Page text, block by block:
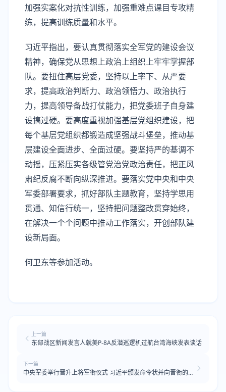
加强实案化对抗性训练，加强重难点课目专攻精
练，提高训练质量和水平。
习近平指出，要认真贯彻落实全军党的建设会议
精神，确保党从思想上政治上组织上牢牢掌握部
队。要扭住高层党委，坚持以上率下、从严要
求，提高政治判断力、政治领悟力、政治执行
力，提高领导备战打仗能力，把党委班子自身建
设搞过硬。要高度重视加强基层党组织建设，把
每个基层党组织都锻造成坚强战斗堡垒，推动基
层建设全面进步、全面过硬。要坚持严的基调不
动摇，压紧压实各级管党治党政治责任，把正风
肃纪反腐不断向纵深推进。要落实党中央和中央
军委部署要求，抓好部队主题教育，坚持学思用
贯通、知信行统一，坚持把问题整改贯穿始终，
在解决一个个问题中推动工作落实，开创部队建
设新局面。
何卫东等参加活动。
上一篇
东部战区新闻发言人就美P-8A反潜巡逻机过航台湾海峡发表谈话
下一篇
中央军委举行晋升上将军衔仪式 习近平颁发命令状并向晋衔的军